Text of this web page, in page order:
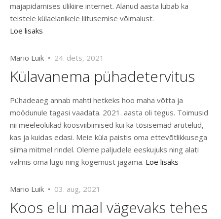
majapidamises ülikiire internet. Alanud aasta lubab ka
teistele külaelanikele liitusemise võimalust.
Loe lisaks
Mario Luik • 24. dets, 2021
Külavanema pühadetervitus
Pühadeaeg annab mahti hetkeks hoo maha võtta ja
möödunule tagasi vaadata. 2021. aasta oli tegus. Toimusid
nii meeleolukad koosviibimised kui ka tõsisemad arutelud,
kas ja kuidas edasi. Meie küla paistis oma ettevõtlikkusega
silma mitmel rindel. Oleme paljudele eeskujuks ning alati
valmis oma lugu ning kogemust jagama. Loe lisaks
Mario Luik • 03. aug, 2021
Koos elu maal vägevaks tehes